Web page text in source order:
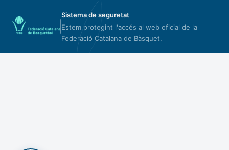
Sistema de seguretat
Estem protegint l'accés al web oficial de la
Federació Catalana de Bàsquet.